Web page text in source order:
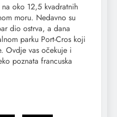
oko 12,5 kvadratnih
moru. Nedavno su
dio ostrva, a dana
parku Port-Cros koji
Ovdje vas očekuje i
poznata francuska